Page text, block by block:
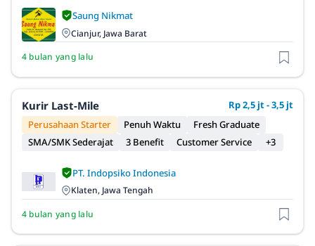
Saung Nikmat
Cianjur, Jawa Barat
4 bulan yang lalu
Kurir Last-Mile
Rp 2,5 jt - 3,5 jt
Perusahaan Starter
Penuh Waktu
Fresh Graduate
SMA/SMK Sederajat
3 Benefit Customer Service +3
PT. Indopsiko Indonesia
Klaten, Jawa Tengah
4 bulan yang lalu